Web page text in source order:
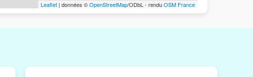
Leaflet | données ©OpenStreetMap/ODbL - renduOSM France